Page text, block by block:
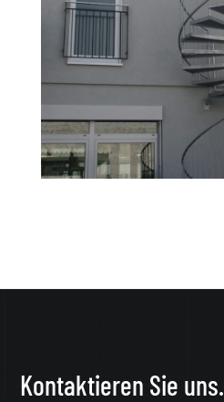
Kontaktieren Sie uns.